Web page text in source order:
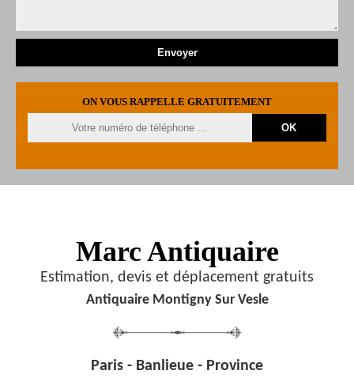
ON VOUS RAPPELLE GRATUITEMENT
Marc Antiquaire
Estimation, devis et déplacement gratuits
Antiquaire Montigny Sur Vesle
Paris - Banlieue - Province